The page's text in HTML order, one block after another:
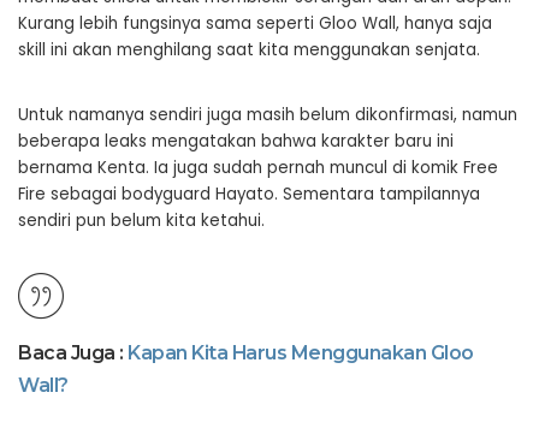
Kurang lebih fungsinya sama seperti Gloo Wall, hanya saja
skill ini akan menghilang saat kita menggunakan senjata.
Untuk namanya sendiri juga masih belum dikonfirmasi, namun
beberapa leaks mengatakan bahwa karakter baru ini
bernama Kenta. Ia juga sudah pernah muncul di komik Free
Fire sebagai bodyguard Hayato. Sementara tampilannya
sendiri pun belum kita ketahui.
Baca Juga : Kapan Kita Harus Menggunakan Gloo
Wall?